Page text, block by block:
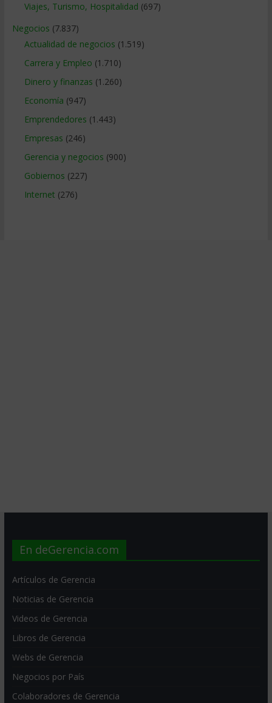
Viajes, Turismo, Hospitalidad (697)
Negocios (7.837)
Actualidad de negocios (1.519)
Carrera y Empleo (1.710)
Dinero y finanzas (1.260)
Economía (947)
Emprendedores (1.443)
Empresas (246)
Gerencia y negocios (900)
Gobiernos (227)
Internet (276)
En deGerencia.com
Artículos de Gerencia
Noticias de Gerencia
Videos de Gerencia
Libros de Gerencia
Webs de Gerencia
Negocios por País
Colaboradores de Gerencia